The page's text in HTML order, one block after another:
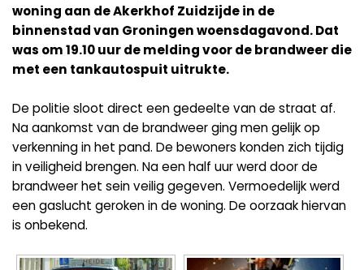
woning aan de Akerkhof Zuidzijde in de
binnenstad van Groningen woensdagavond. Dat
was om 19.10 uur de melding voor de brandweer die
met een tankautospuit uitrukte.
De politie sloot direct een gedeelte van de straat af.
Na aankomst van de brandweer ging men gelijk op
verkenning in het pand. De bewoners konden zich tijdig
in veiligheid brengen. Na een half uur werd door de
brandweer het sein veilig gegeven. Vermoedelijk werd
een gaslucht geroken in de woning. De oorzaak hiervan
is onbekend.